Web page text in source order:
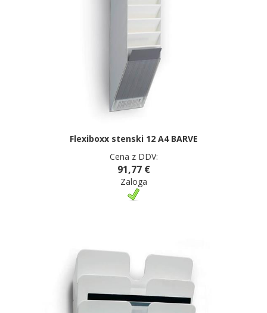
Flexiboxx stenski 12 A4 BARVE
Cena z DDV:
91,77 €
Zaloga